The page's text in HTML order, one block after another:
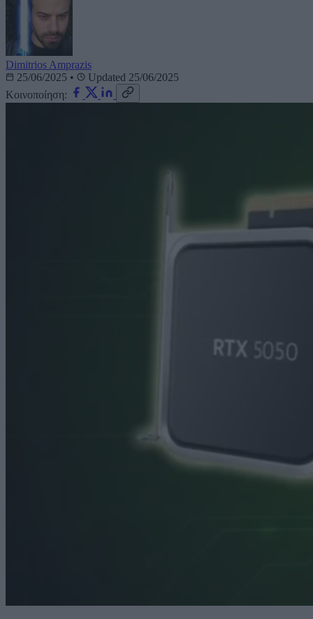
Dimitrios Amprazis
25/06/2025 •
Updated 25/06/2025
Κοινοποίηση: